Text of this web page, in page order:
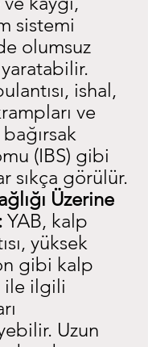
sistemi
olumsuz
ishal,
ve
(IBS) gibi
sıkça görülür.
Üzerine
YAB, kalp
yüksek
gibi kalp
ile ilgili
Uzun